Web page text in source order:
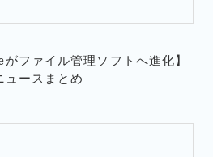
がファイル管理ソフトへ進化】
ュースまとめ